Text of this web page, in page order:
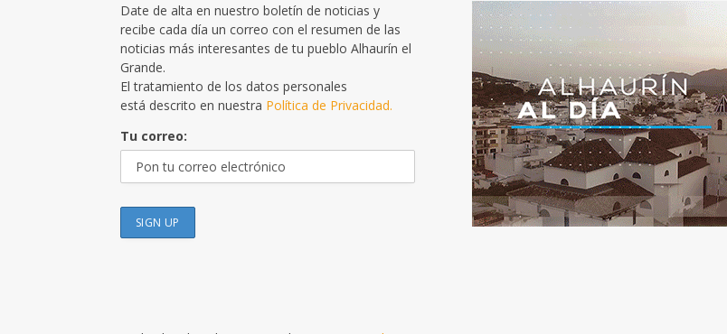
Date de alta en nuestro boletín de noticias y
recibe cada día un correo con el resumen de las
noticias más interesantes de tu pueblo Alhaurín el
Grande.
El tratamiento de los datos personales
está descrito en nuestra Política de Privacidad.
Tu correo: